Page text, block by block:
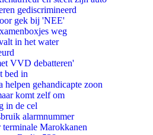
gediscrimineerd
gek bij 'NEE'
weg
in het water
VVD debatteren'
bed in
helpen gehandicapte zoon
komt zelf om
in de cel
alarmnummer
Marokkanen